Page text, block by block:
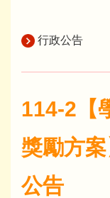
行政公告
114-2【
獎勵方
公告